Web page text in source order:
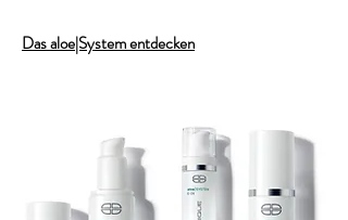
Das aloe|System entdecken